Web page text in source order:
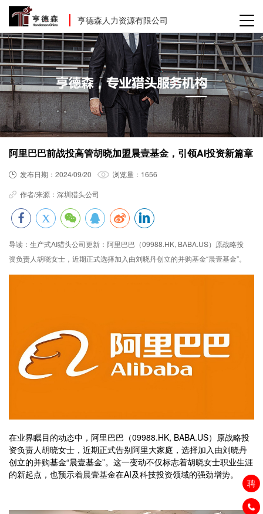
聘
亨德森人力资源有限公司
阿里巴巴前战投高管胡晓加盟晨壹基金，引领AI投资新篇章
发布日期： 2024/09/20 浏览量： 1656
作者/来源： 深圳猎头公司
导读： 生产式AI猎头公司更新：阿里巴巴（09988.HK, BABA.US）原战略投
资负责人胡晓女士，近期正式选择加入由刘晓丹创立的并购基金“晨壹基金”。
在业界瞩目的动态中，阿里巴巴（09988.HK, BABA.US）原战略投
资负责人胡晓女士，近期正式告别阿里大家庭，选择加入由刘晓丹
创立的并购基金“晨壹基金”。这一变动不仅标志着胡晓女士职业生涯
的新起点，也预示着晨壹基金在AI及科技投资领域的强劲增势。